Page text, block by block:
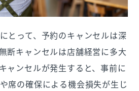
とって、予約のキャンセルは深
断キャンセルは店舗経営に多大
ャンセルが発生すると、事前に
席の確保による機会損失が生じ